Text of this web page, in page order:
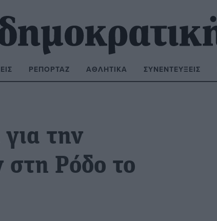
ΡΕΠΟΡΤΆΖ ΑΘΛΗΤΙΚΆ ΣΥΝΕΝΤΕΎΞΕΙΣ
την
στη Ρόδο το